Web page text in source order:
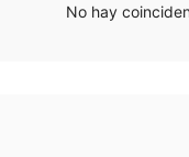
No hay